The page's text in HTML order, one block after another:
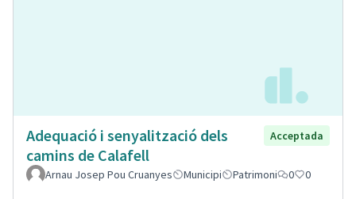
Adequació i senyalització dels
camins de Calafell
Acceptada
Arnau Josep Pou Cruanyes Municipi Patrimoni 0 0